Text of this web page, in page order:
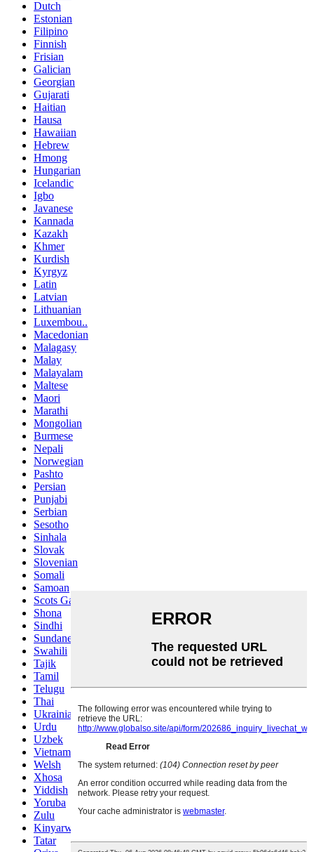
Dutch
Estonian
Filipino
Finnish
Frisian
Galician
Georgian
Gujarati
Haitian
Hausa
Hawaiian
Hebrew
Hmong
Hungarian
Icelandic
Igbo
Javanese
Kannada
Kazakh
Khmer
Kurdish
Kyrgyz
Latin
Latvian
Lithuanian
Luxembou..
Macedonian
Malagasy
Malay
Malayalam
Maltese
Maori
Marathi
Mongolian
Burmese
Nepali
Norwegian
Pashto
Persian
Punjabi
Serbian
Sesotho
Sinhala
Slovak
Slovenian
Somali
Samoan
Scots Gaelic
Shona
Sindhi
Sundanese
Swahili
Tajik
Tamil
Telugu
Thai
Ukrainian
Urdu
Uzbek
Vietnamese
Welsh
Xhosa
Yiddish
Yoruba
Zulu
Kinyarwanda
Tatar